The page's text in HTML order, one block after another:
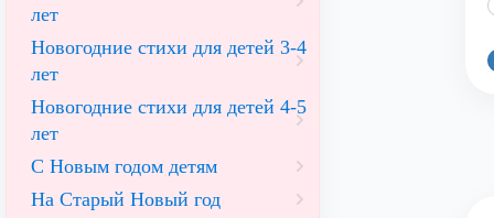
лет
Новогодние стихи для детей 3-4
лет
Новогодние стихи для детей 4-5
лет
С Новым годом детям
На Старый Новый год